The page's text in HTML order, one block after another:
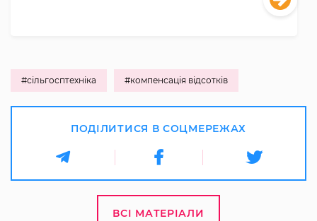
#сільгосптехніка #компенсація відсотків
ПОДІЛИТИСЯ В СОЦМЕРЕЖАХ
ВСІ МАТЕРІАЛИ